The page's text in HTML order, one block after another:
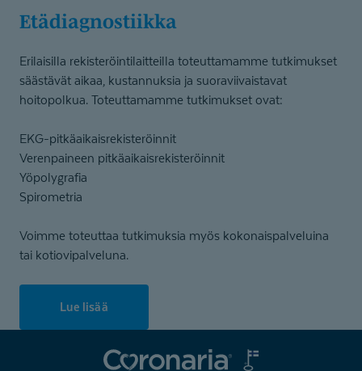
Etädiagnostiikka
Erilaisilla rekisteröintilaitteilla toteuttamamme tutkimukset
säästävät aikaa, kustannuksia ja suoraviivaistavat
hoitopolkua. Toteuttamamme tutkimukset ovat:
EKG-pitkäaikaisrekisteröinnit
Verenpaineen pitkäaikaisrekisteröinnit
Yöpolygrafia
Spirometria
Voimme toteuttaa tutkimuksia myös kokonaispalveluina
tai kotiovipalveluna.
Lue lisää